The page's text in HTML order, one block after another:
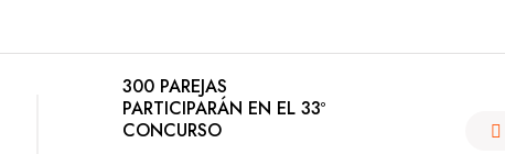
300 PAREJAS
PARTICIPARÁN EN EL 33º
CONCURSO